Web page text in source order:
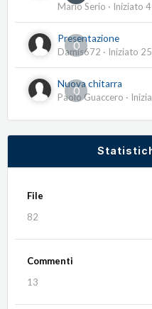
Mario Serio · Iniziato
0
Presentazione
Damis672 · Iniziato
0
Nuova chitarra
Paolo Guaccero ·
File
82
Commenti
13